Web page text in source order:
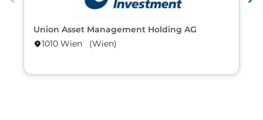
Union Asset Management Holding AG
location_on1010 Wien (Wien)